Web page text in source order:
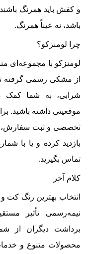
و کفش باید همرنگ
باشد، نه عیناً همرنگ.
چرا لومنزکو؟
لومنزکو با مجموعه‌ای
از مشکی رسمی گرفته
شرابی، به شما کمک
موقعیتی داشته باشید.
تخصصی و ثبت سفارش،
تماس بگیرید.
کلام آخر
انتخاب بهترین رنگ
نیمه‌رسمی تأثیر
برداشت دیگران از
محصولات متنوع و